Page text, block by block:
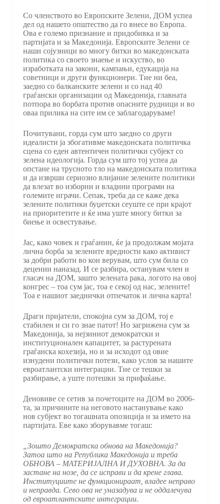
Со членството во Европските Зелени, ДОМ успеа
дел од нашето општество да го внесе во Европа.
Ова е големо признание и придобивка и за
партијата и за Македонија. Европските Зелени се
наши сојузници во многу битки во македонската
политика со своето знаење и искуство, во
изработката на закони, кампањи, едукација на
советници и други функционери. Тие ни беа,
заедно со балканските зелени и со над 40
граѓански организации од Македонија, главната
потпора во борбата против опасните рудници и во
оваа прилика на сите им се заблагодаруваме!
Почитувани, горда сум што заедно со други
идеалисти ја збогативме македонската политичка
сцена со еден автентичен политички субјект со
зелена идеологија. Горда сум што тој успеа да
опстане на трусното тло на македонската политика
и да изврши сериозно влијание зелените политики
да влезат во изборни и владини програми на
големите играчи. Сепак, треба да се каже дека
зелените политики буџетски сеуште се при крајот
на приоритетите и ќе има уште многу битки за
биење и освестување.
Јас, како човек и граѓанин, ќе ја продолжам мојата
лична борба за зелените вредности како активист
за добри работи во кои верувам, што сум била со
децении наназад. И се разбира, останувам член и
гласач на ДОМ, зашто зелената рака, логото на овој
конгрес – тоа сум јас, тоа е секој од нас, зелените!
Тоа е нашиот заеднички отпечаток и лична карта!
Драги пријатели, спокојна сум за ДОМ, тој е
стабилен и си го знае патот! Но загрижена сум за
Македонија, за нејзиниот демократски и
институционален капацитет, за растурената
граѓанска кохезија, но и за исходот од овие
изнудени политички потези, како услов за нашите
евроатлантски интеграции. Тие се тешки за
разбирање, а уште потешки за прифаќање.
Деновиве се сетив за почетоците на ДОМ во 2006-
та, за причините на неговото настанување како
нов субјект во тогашната опозиција и за името на
партијата. Еве како зборувавме тогаш:
„Зошто Демократска обнова на Македонија?
Затоа што на Република Македонија и треба
ОБНОВА – МАТЕРИЈАЛНА И ДУХОВНА. За да
застане на нозе, да се исправи и да крене глава.
Институциите не функционираат, владее неправо
и неправда. Сево ова не уназадува и не оддалечува
од евроатлантските интеграции.